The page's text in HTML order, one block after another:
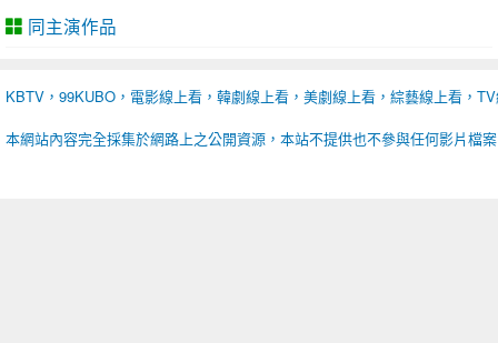
同主演作品
KBTV，99KUBO，電影線上看，韓劇線上看，美劇線上看，綜藝線上看，
本網站內容完全採集於網路上之公開資源，本站不提供也不參與任何影片檔